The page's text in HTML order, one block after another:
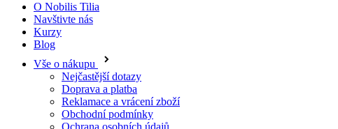
O Nobilis Tilia
Navštivte nás
Kurzy
Blog
Vše o nákupu
Nejčastější dotazy
Doprava a platba
Reklamace a vrácení zboží
Obchodní podmínky
Ochrana osobních údajů